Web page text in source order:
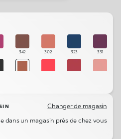
342 302 323 331
Changer de magasin
dans un magasin près de chez vous